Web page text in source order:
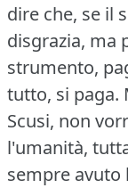
dire che, se il
disgrazia, ma
strumento,
tutto, si paga.
Scusi, non
l'umanità,
sempre avuto